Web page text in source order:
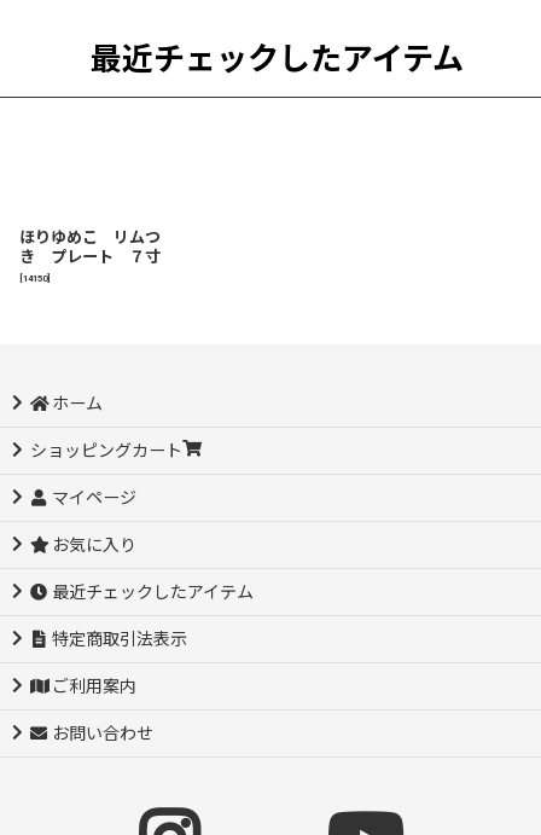
最近チェックしたアイテム
ほりゆめこ リムつ
き プレート ７寸
14150]
ホーム
ショッピングカート
マイページ
お気に入り
最近チェックしたアイテム
特定商取引法表示
ご利用案内
お問い合わせ